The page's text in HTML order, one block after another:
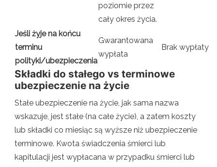
poziomie przez
cały okres życia.
Jeśli żyje na końcu
terminu
polityki/ubezpieczenia
Gwarantowana
wypłata
Brak wypłaty
Składki do stałego vs terminowe
ubezpieczenie na życie
Stałe ubezpieczenie na życie, jak sama nazwa
wskazuje, jest stałe (na całe życie), a zatem koszty
lub składki co miesiąc są wyższe niż ubezpieczenie
terminowe. Kwota świadczenia śmierci lub
kapitulacji jest wypłacana w przypadku śmierci lub